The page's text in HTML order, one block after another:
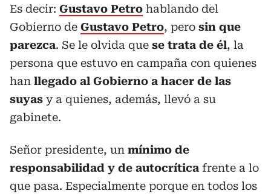
Es decir: Gustavo Petro hablando del
Gobierno de Gustavo Petro, pero sin que
parezca. Se le olvida que se trata de él, la
persona que estuvo en campaña con quienes
han llegado al Gobierno a hacer de las
suyas y a quienes, además, llevó a su
gabinete.
Señor presidente, un mínimo de
responsabilidad y de autocrítica frente a lo
que pasa. Especialmente porque en todos los